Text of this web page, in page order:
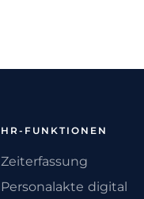
HR-FUNKTIONEN
Zeiterfassung
Personalakte digital